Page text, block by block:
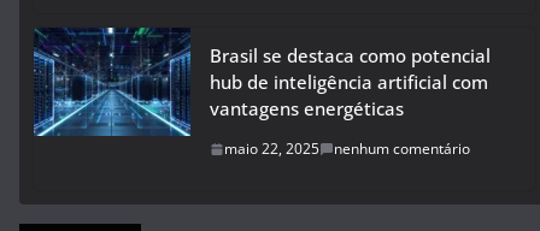
Brasil se destaca como potencial
hub de inteligência artificial com
vantagens energéticas
maio 22, 2025 nenhum comentário